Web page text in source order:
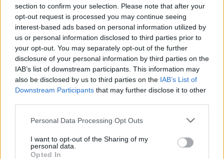
section to confirm your selection. Please note that after your
opt-out request is processed you may continue seeing
interest-based ads based on personal information utilized by
us or personal information disclosed to third parties prior to
your opt-out. You may separately opt-out of the further
disclosure of your personal information by third parties on the
IAB’s list of downstream participants. This information may
also be disclosed by us to third parties on the IAB’s List of
Downstream Participants that may further disclose it to other
Personal Data Processing Opt Outs
I want to opt-out of the Sharing of my
personal data.
Opted In
Malin
13 år sedan
Ett tips… Blanda 3 dl grädde, 4 dl crème fraîche, 1 dl
kinesisk soja och 2 tsk sambal olek. Lägg kotletterna i
en ugnsfast form, salta lite och häll över blandningen.
Ugnen på 175 grader i ca 1,5 timme. Jätte gott! Går
även bra att byta ut kotletterna mot kycklingfilé.
Servera med pressad potatis.
Svara